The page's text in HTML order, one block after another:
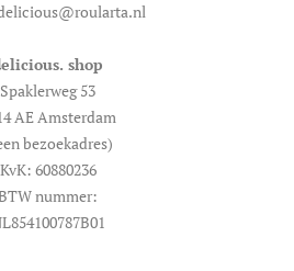
shop
Spaklerweg 53
AE Amsterdam
bezoekadres)
KvK: 60880236
nummer: